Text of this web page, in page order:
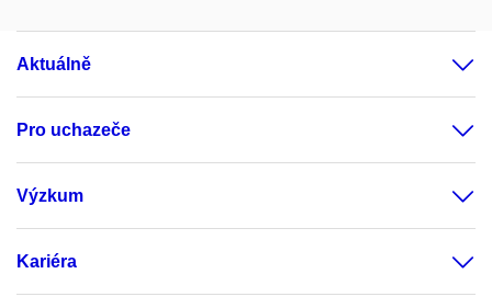
Aktuálně
Pro uchazeče
Výzkum
Kariéra